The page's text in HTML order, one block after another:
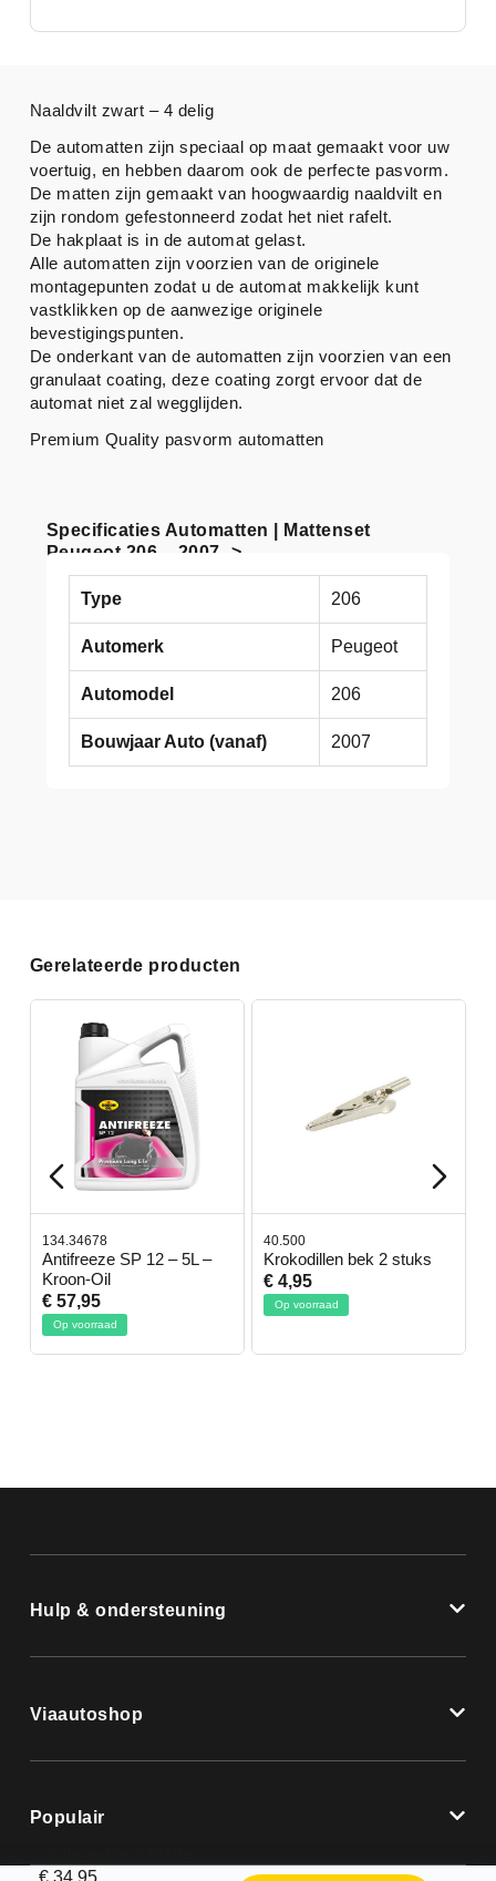
Specificaties Automatten | Mattenset
Peugeot 206 – 2007 ->
Type 206
Automerk Peugeot
Automodel 206
Bouwjaar Auto (vanaf) 2007
Naaldvilt zwart – 4 delig
De automatten zijn speciaal op maat gemaakt voor uw
voertuig, en hebben daarom ook de perfecte pasvorm.
De matten zijn gemaakt van hoogwaardig naaldvilt en
zijn rondom gefestonneerd zodat het niet rafelt.
De hakplaat is in de automat gelast.
Alle automatten zijn voorzien van de originele
montagepunten zodat u de automat makkelijk kunt
vastklikken op de aanwezige originele
bevestigingspunten.
De onderkant van de automatten zijn voorzien van een
granulaat coating, deze coating zorgt ervoor dat de
automat niet zal wegglijden.
Premium Quality pasvorm automatten
Gerelateerde producten
134.34678
Antifreeze SP 12 – 5L –
Kroon-Oil
€ 57,95
Op voorraad
40.500
Krokodillen bek 2 stuks
€ 4,95
Op voorraad
Hulp & ondersteuning
Viaautoshop
Populair
€ 34,95